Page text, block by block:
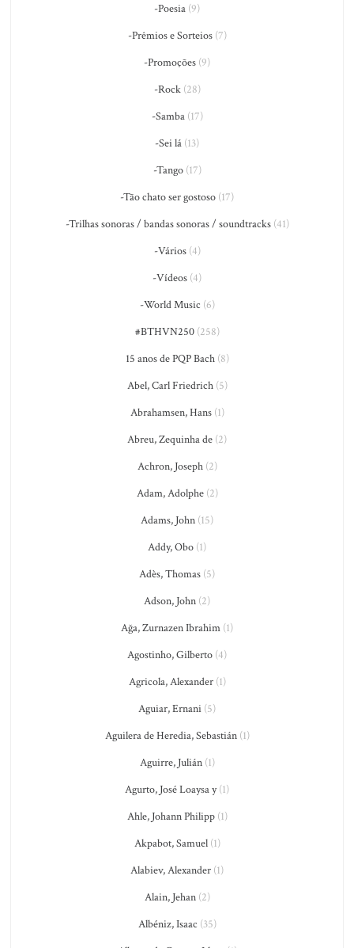
-Poesia (9)
-Prêmios e Sorteios(7)
-Promoções (9)
-Rock(28)
-Samba(17)
-Sei lá (13)
-Tango(17)
-Tão chato ser gostoso (17)
-Trilhas sonoras / bandas sonoras / soundtracks(41)
-Vários(4)
-Vídeos (4)
-World Music (6)
#BTHVN250(258)
15 anos de PQP Bach(8)
Abel, Carl Friedrich(5)
Abrahamsen, Hans(1)
Abreu, Zequinha de (2)
Achron, Joseph(2)
Adam, Adolphe(2)
Adams, John (15)
Addy, Obo (1)
Adès, Thomas (5)
Adson, John (2)
Ağa, Zurnazen Ibrahim (1)
Agostinho, Gilberto (4)
Agricola, Alexander(1)
Aguiar, Ernani (5)
Aguilera de Heredia, Sebastián(1)
Aguirre, Julián(1)
Agurto, José Loaysa y(1)
Ahle, Johann Philipp(1)
Akpabot, Samuel(1)
Alabiev, Alexander (1)
Alain, Jehan(2)
Albéniz, Isaac (35)